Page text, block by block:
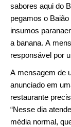
sabores aqui do
pegamos o
insumos
a banana. A
responsável por
A mensagem de
anunciado em
restaurante
“Nesse dia
média normal,